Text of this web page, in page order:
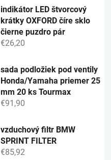
indikátor LED štvorcový
krátky OXFORD číre sklo
čierne puzdro pár
€26,20
sada podložiek pod ventily
Honda/Yamaha priemer 25
mm 20 ks Tourmax
€91,90
vzduchový filtr BMW
SPRINT FILTER
€85,92